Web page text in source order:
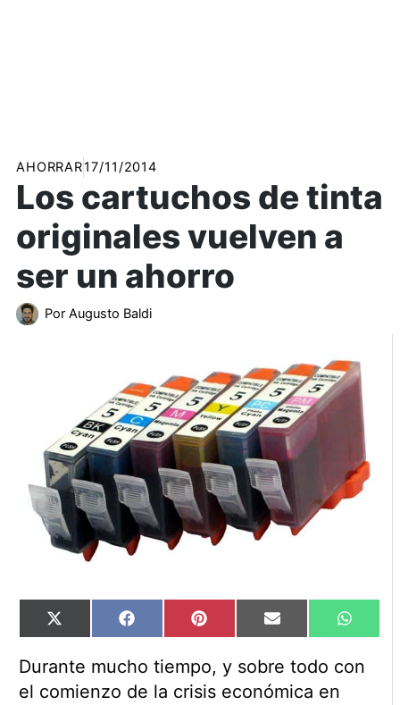
AHORRAR17/11/2014
Los cartuchos de tinta
originales vuelven a
ser un ahorro
Por Augusto Baldi
Compartir
en
X
(Twitter)
Compartir
en
Facebook Compartir
en
Pinterest Compartir
en
Email
en
Durante mucho tiempo, y sobre todo con
el comienzo de la crisis económica en